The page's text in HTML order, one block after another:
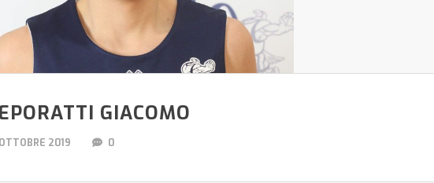
GIACOMO
2019 0